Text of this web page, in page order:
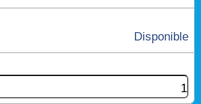
Disponible